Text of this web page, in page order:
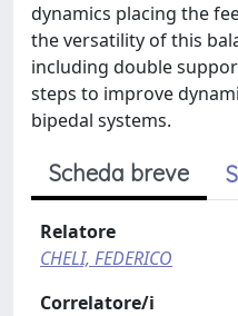
dynamics placing the
the versatility of this
including double
steps to improve
bipedal systems.
Scheda breve
Relatore
CHELI, FEDERICO
Correlatore/i